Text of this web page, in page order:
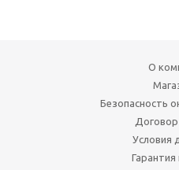
О
Безопасность
Условия
Гарантия